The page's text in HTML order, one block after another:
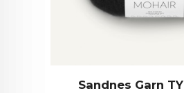
Sandnes Garn